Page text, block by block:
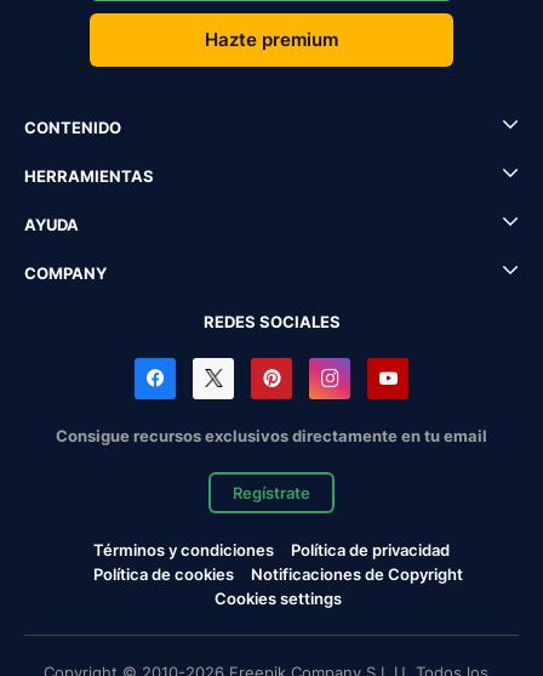
Hazte premium
CONTENIDO
HERRAMIENTAS
AYUDA
COMPANY
REDES SOCIALES
Consigue recursos exclusivos directamente en tu email
Regístrate
Términos y condiciones
Política de privacidad
Política de cookies
Notificaciones de Copyright
Cookies settings